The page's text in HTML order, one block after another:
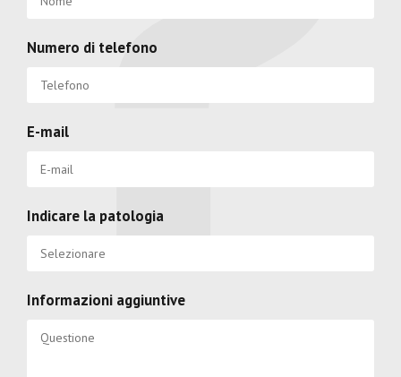
Numero di telefono
E-mail
Indicare la patologia
Informazioni aggiuntive